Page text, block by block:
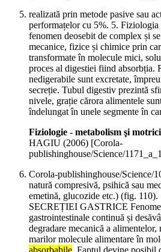
realizată prin metode pasive sau
performațelor cu 5%. 5. Fiziologia
fenomen deosebit de complex și
mecanice, fizice și chimice prin
transformate în molecule mici,
proces al digestiei fiind absorbția.
nedigerabile sunt excretate,
secreție. Tubul digestiv prezintă
nivele, grație cărora alimentele
îndelungat în unele segmente în
Fiziologie - metabolism şi
HAGIU (2006) [Corola-
publishinghouse/Science/
Corola-publishinghouse/Science/
natură compresivă, psihică sau
emetină, glucozide etc.) (fig.
SECREȚIEI GASTRICE
gastrointestinale continuă și
degradare mecanică a alimentelor,
marilor molecule alimentare în